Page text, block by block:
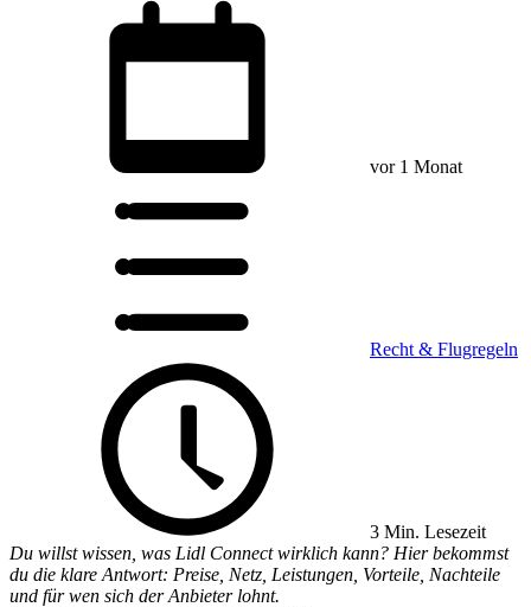
vor 1 Monat
Recht & Flugregeln
3 Min. Lesezeit
Du willst wissen, was Lidl Connect wirklich kann? Hier bekommst
du die klare Antwort: Preise, Netz, Leistungen, Vorteile, Nachteile
und für wen sich der Anbieter lohnt.